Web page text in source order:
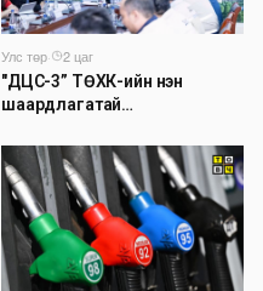
Улс төр·
2 цаг
"ДЦС-3” ТӨХК-ийн нэн
шаардлагатай
шинэчлэлийн төсвийг
шийдвэрлэхээр болов